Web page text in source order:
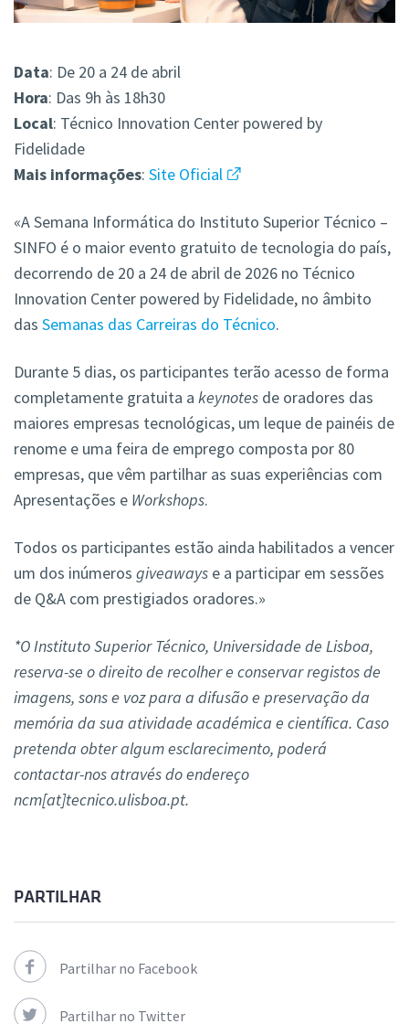
Data: De 20 a 24 de abril
Hora: Das 9h às 18h30
Local: Técnico Innovation Center powered by
Fidelidade
Mais informações: Site Oficial
«A Semana Informática do Instituto Superior Técnico –
SINFO é o maior evento gratuito de tecnologia do país,
decorrendo de 20 a 24 de abril de 2026 no Técnico
Innovation Center powered by Fidelidade, no âmbito
das Semanas das Carreiras do Técnico.
Durante 5 dias, os participantes terão acesso de forma
completamente gratuita a keynotes de oradores das
maiores empresas tecnológicas, um leque de painéis de
renome e uma feira de emprego composta por 80
empresas, que vêm partilhar as suas experiências com
Apresentações e Workshops.
Todos os participantes estão ainda habilitados a vencer
um dos inúmeros giveaways e a participar em sessões
de Q&A com prestigiados oradores.»
*O Instituto Superior Técnico, Universidade de Lisboa,
reserva-se o direito de recolher e conservar registos de
imagens, sons e voz para a difusão e preservação da
memória da sua atividade académica e científica. Caso
pretenda obter algum esclarecimento, poderá
contactar-nos através do endereço
ncm[at]tecnico.ulisboa.pt.
PARTILHAR
Partilhar no Facebook
Partilhar no Twitter